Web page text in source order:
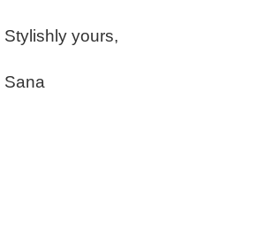
Stylishly yours,
Sana